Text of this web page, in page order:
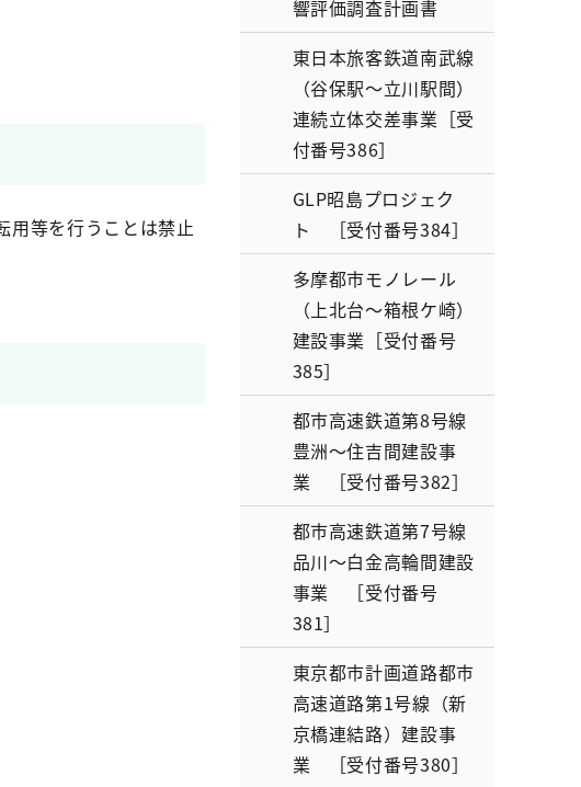
用等を行うことは禁止
響評価調査計画書
東日本旅客鉄道南武線
（谷保駅～立川駅間）
連続立体交差事業［受
付番号386］
GLP昭島プロジェク
ト ［受付番号384］
多摩都市モノレール
（上北台～箱根ケ崎）
建設事業［受付番号
385］
都市高速鉄道第8号線
豊洲～住吉間建設事
業 ［受付番号382］
都市高速鉄道第7号線
品川～白金高輪間建設
事業 ［受付番号
381］
東京都市計画道路都市
高速道路第1号線（新
京橋連結路）建設事
業 ［受付番号380］